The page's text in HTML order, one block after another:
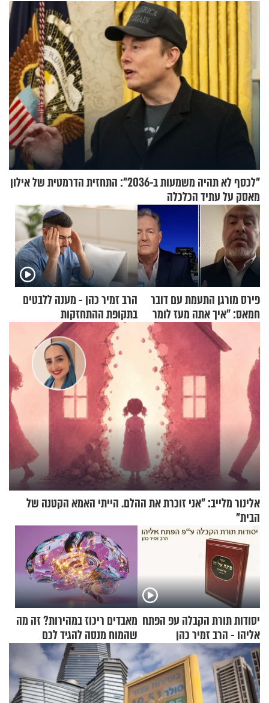
הזיתים
"לכסף לא תהיה משמעות ב-2036": התחזית הדרמטית של אילון
מאסק על עתיד הכלכלה
פירס מורגן התעמת עם דובר
חמאס: "איך אתה מעז לומר
שלא ביצעתם פשעי מלחמה?!"
הרב זמיר כהן - מענה ללבטים
בתקופת ההתחזקות
אלינור מלייב: "אני זוכרת את ההלם. הייתי האמא הקטנה של
הבית"
יסודות תורת הקבלה עפ הפתח
אליהו - הרב זמיר כהן
מאבדים ריכוז במהירות? זה מה
שהמוח מנסה להגיד לכם